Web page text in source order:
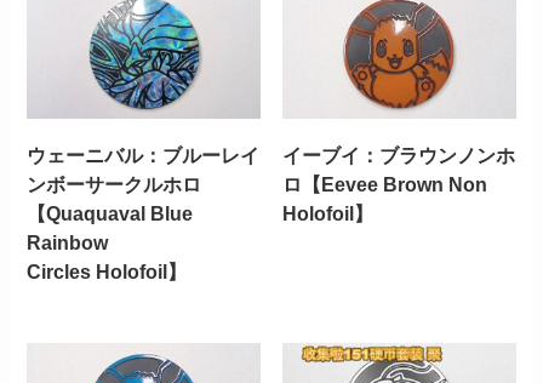
ウェーニバル：ブルーレイ
ンボーサークルホロ
【Quaquaval Blue
Rainbow
Circles Holofoil】
イーブイ：ブラウンノンホ
ロ【Eevee Brown Non
Holofoil】